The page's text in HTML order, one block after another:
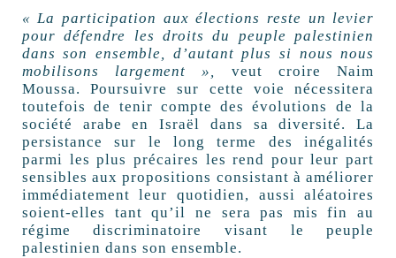
« La participation aux élections reste un levier
pour défendre les droits du peuple palestinien
dans son ensemble, d’autant plus si nous nous
mobilisons largement
»,
veut croire Naim
Moussa. Poursuivre sur cette voie nécessitera
toutefois de tenir compte des évolutions de la
société arabe en Israël dans sa diversité. La
persistance sur le long terme des inégalités
parmi les plus précaires les rend pour leur part
sensibles aux propositions consistant à améliorer
immédiatement leur quotidien, aussi aléatoires
soient-elles tant qu’il ne sera pas mis fin au
régime discriminatoire visant le peuple
palestinien dans son ensemble.